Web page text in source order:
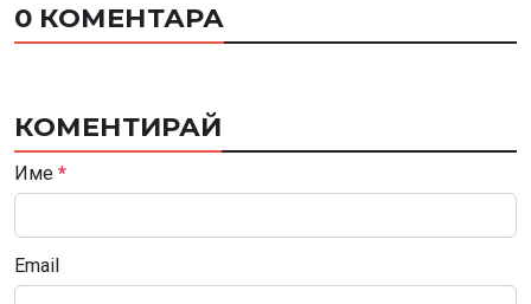
0 КОМЕНТАРА
КОМЕНТИРАЙ
Име *
Email